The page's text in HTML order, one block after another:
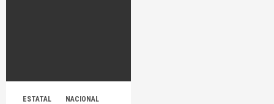
ESTATAL NACIONAL